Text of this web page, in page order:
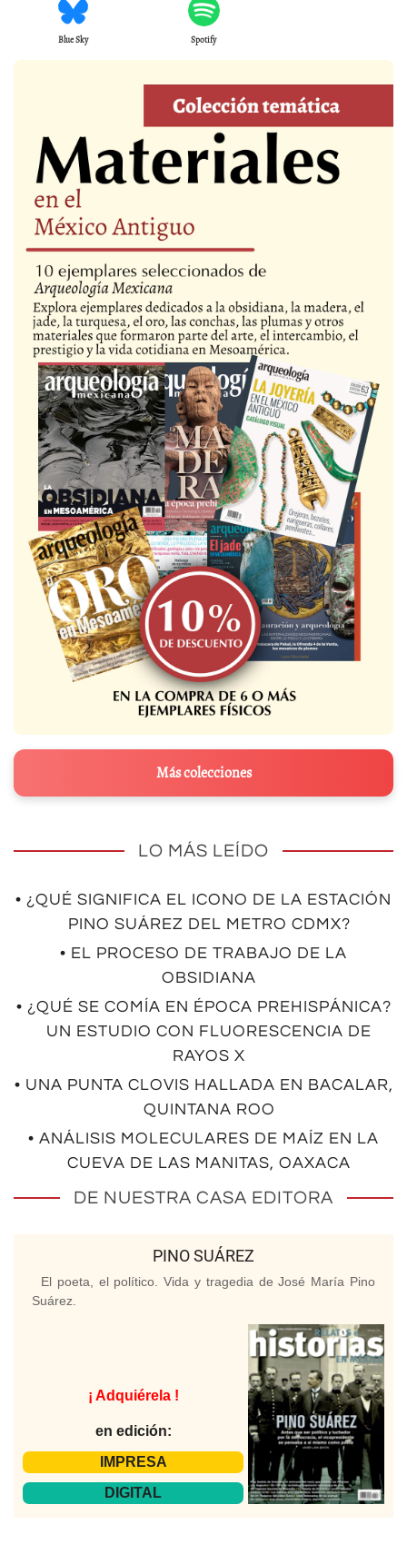
Blue Sky Spotify
Más colecciones
LO MÁS LEÍDO
• ¿QUÉ SIGNIFICA EL ICONO DE LA ESTACIÓN
PINO SUÁREZ DEL METRO CDMX?
• EL PROCESO DE TRABAJO DE LA
OBSIDIANA
• ¿QUÉ SE COMÍA EN ÉPOCA PREHISPÁNICA?
UN ESTUDIO CON FLUORESCENCIA DE
RAYOS X
• UNA PUNTA CLOVIS HALLADA EN BACALAR,
QUINTANA ROO
• ANÁLISIS MOLECULARES DE MAÍZ EN LA
CUEVA DE LAS MANITAS, OAXACA
DE NUESTRA CASA EDITORA
PINO SUÁREZ
El poeta, el político. Vida y tragedia de José María Pino
Suárez.
¡ Adquiérela !
en edición:
IMPRESA
DIGITAL